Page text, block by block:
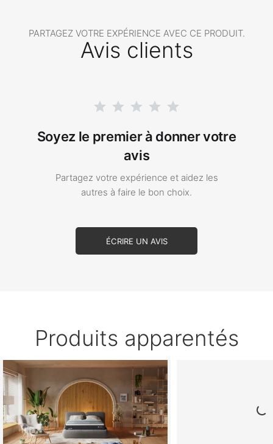
PARTAGEZ VOTRE EXPÉRIENCE AVEC CE PRODUIT.
Avis clients
Soyez le premier à donner votre
avis
Partagez votre expérience et aidez les
autres à faire le bon choix.
ÉCRIRE UN AVIS
Produits apparentés